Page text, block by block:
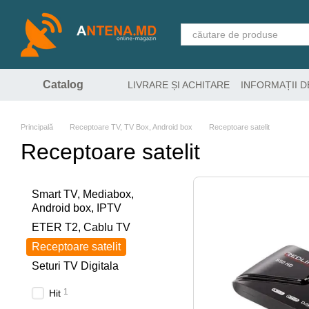
Mergi la conținutul principal
Catalog LIVRARE ȘI ACHITARE INFORMAȚII
Principală Receptoare TV, TV Box, Android box Receptoare satelit
Receptoare satelit
Smart TV, Mediabox,
Android box, IPTV
ETER T2, Cablu TV
Receptoare satelit
Seturi TV Digitala
Hit 1